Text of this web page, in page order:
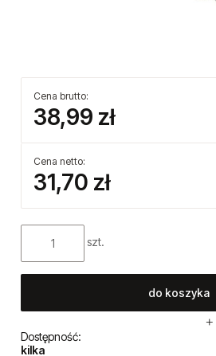
Cena brutto:
38,99 zł
Cena netto:
31,70 zł
szt.
do koszyka
Dostępność:
kilka